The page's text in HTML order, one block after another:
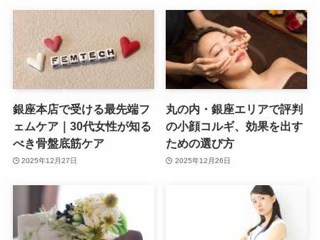
銀座本店で受ける最先端フ
ェムケア｜30代女性が知る
べき骨盤底筋ケア
2025年12月27日
丸の内・銀座エリアで評判
の小顔コルギ、効果を出す
ための選び方
2025年12月26日